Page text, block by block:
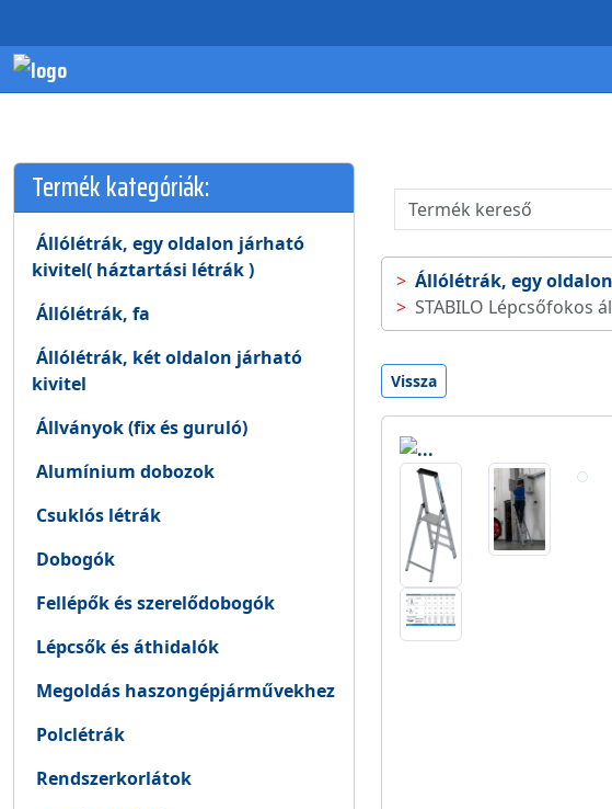
Termék kategóriák:
Állólétrák, egy oldalon járható
kivitel( háztartási létrák )
Állólétrák, fa
Állólétrák, két oldalon járható
kivitel
Állványok (fix és guruló)
Alumínium dobozok
Csuklós létrák
Dobogók
Fellépők és szerelődobogók
Lépcsők és áthidalók
Megoldás haszongépjárművekhez
Polclétrák
Rendszerkorlátok
Állólétrák, egy
STABILO Lépcsőfokos
Vissza